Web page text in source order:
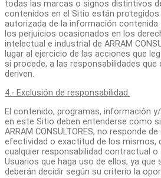
todas las marcas o signos distintivos
contenidos en el Sitio están protegidos
autorizada de la información
los perjuicios ocasionados en los
intelectual e industrial de ARRAM
lugar al ejercicio de las acciones que
si procede, a las responsabilidades que
deriven.
4.- Exclusión de responsabilidad.
El contenido, programas, información
en este Sitio deben entenderse como
ARRAM CONSULTORES, no responde
efectividad o exactitud de los mismos,
cualquier responsabilidad contractual
Usuarios que haga uso de ellos, ya que
deberán decidir según su criterio la